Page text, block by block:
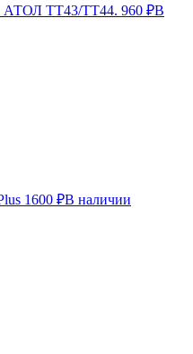
АТОЛ TT43/TT44. 960 ₽В
1600 ₽В наличии